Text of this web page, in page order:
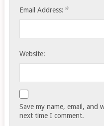
Email Address: *
Website:
Save my name, email, and
next time I comment.